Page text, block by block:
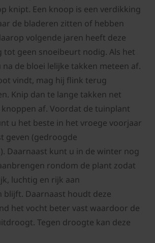
knipt. Een knoop is een verdikking
de bladeren zitten of hebben
volgende jaren heeft deze
geen snoeibeurt nodig. Als het
de bloei lelijke takken meteen af.
vindt, mag hij flink terug
Knip dan te lange takken net
af. Voordat de tuinplant
u het beste in het vroege voorjaar
geven (gedroogde
Daarnaast kunt u in de winter nog
rondom de plant zodat
luchtig en rijk aan
blijft. Daarnaast houdt deze
het vocht beter vast waardoor de
Tegen droogte kan deze